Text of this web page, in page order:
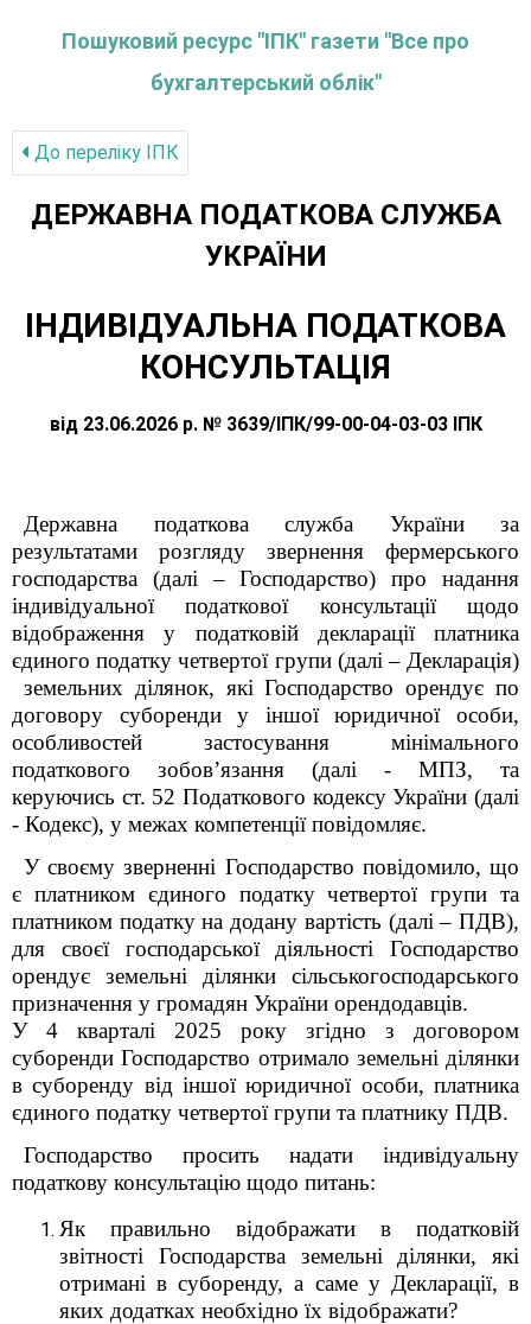
Пошуковий ресурс "ІПК" газети "Все про
бухгалтерський облік"
До переліку IПК
ДЕРЖАВНА ПОДАТКОВА СЛУЖБА
УКРАЇНИ
ІНДИВІДУАЛЬНА ПОДАТКОВА
КОНСУЛЬТАЦІЯ
від 23.06.2026 р. № 3639/ІПК/99-00-04-03-03 ІПК
Державна податкова служба України за
результатами розгляду звернення фермерського
господарства (далі – Господарство) про надання
індивідуальної податкової консультації щодо
відображення у податковій декларації платника
єдиного податку четвертої групи (далі – Декларація)
земельних ділянок, які Господарство орендує по
договору суборенди у іншої юридичної особи,
особливостей застосування мінімального
податкового зобов’язання (далі - МПЗ, та
керуючись ст. 52 Податкового кодексу України (далі
- Кодекс), у межах компетенції повідомляє.
У своєму зверненні Господарство повідомило, що
є платником єдиного податку четвертої групи та
платником податку на додану вартість (далі – ПДВ),
для своєї господарської діяльності Господарство
орендує земельні ділянки сільськогосподарського
призначення у громадян України орендодавців.
У 4 кварталі 2025 року згідно з договором
суборенди Господарство отримало земельні ділянки
в суборенду від іншої юридичної особи, платника
єдиного податку четвертої групи та платнику ПДВ.
Господарство просить надати індивідуальну
податкову консультацію щодо питань:
Як правильно відображати в податковій
звітності Господарства земельні ділянки, які
отримані в суборенду, а саме у Декларації, в
яких додатках необхідно їх відображати?